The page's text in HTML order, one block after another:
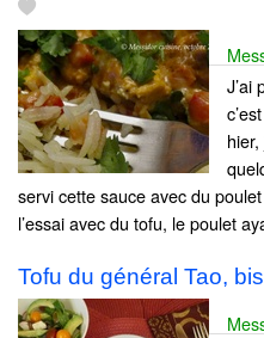
J’ai
servi cette sauce avec du
l’essai avec du tofu, le poulet
Tofu du général Tao, bis